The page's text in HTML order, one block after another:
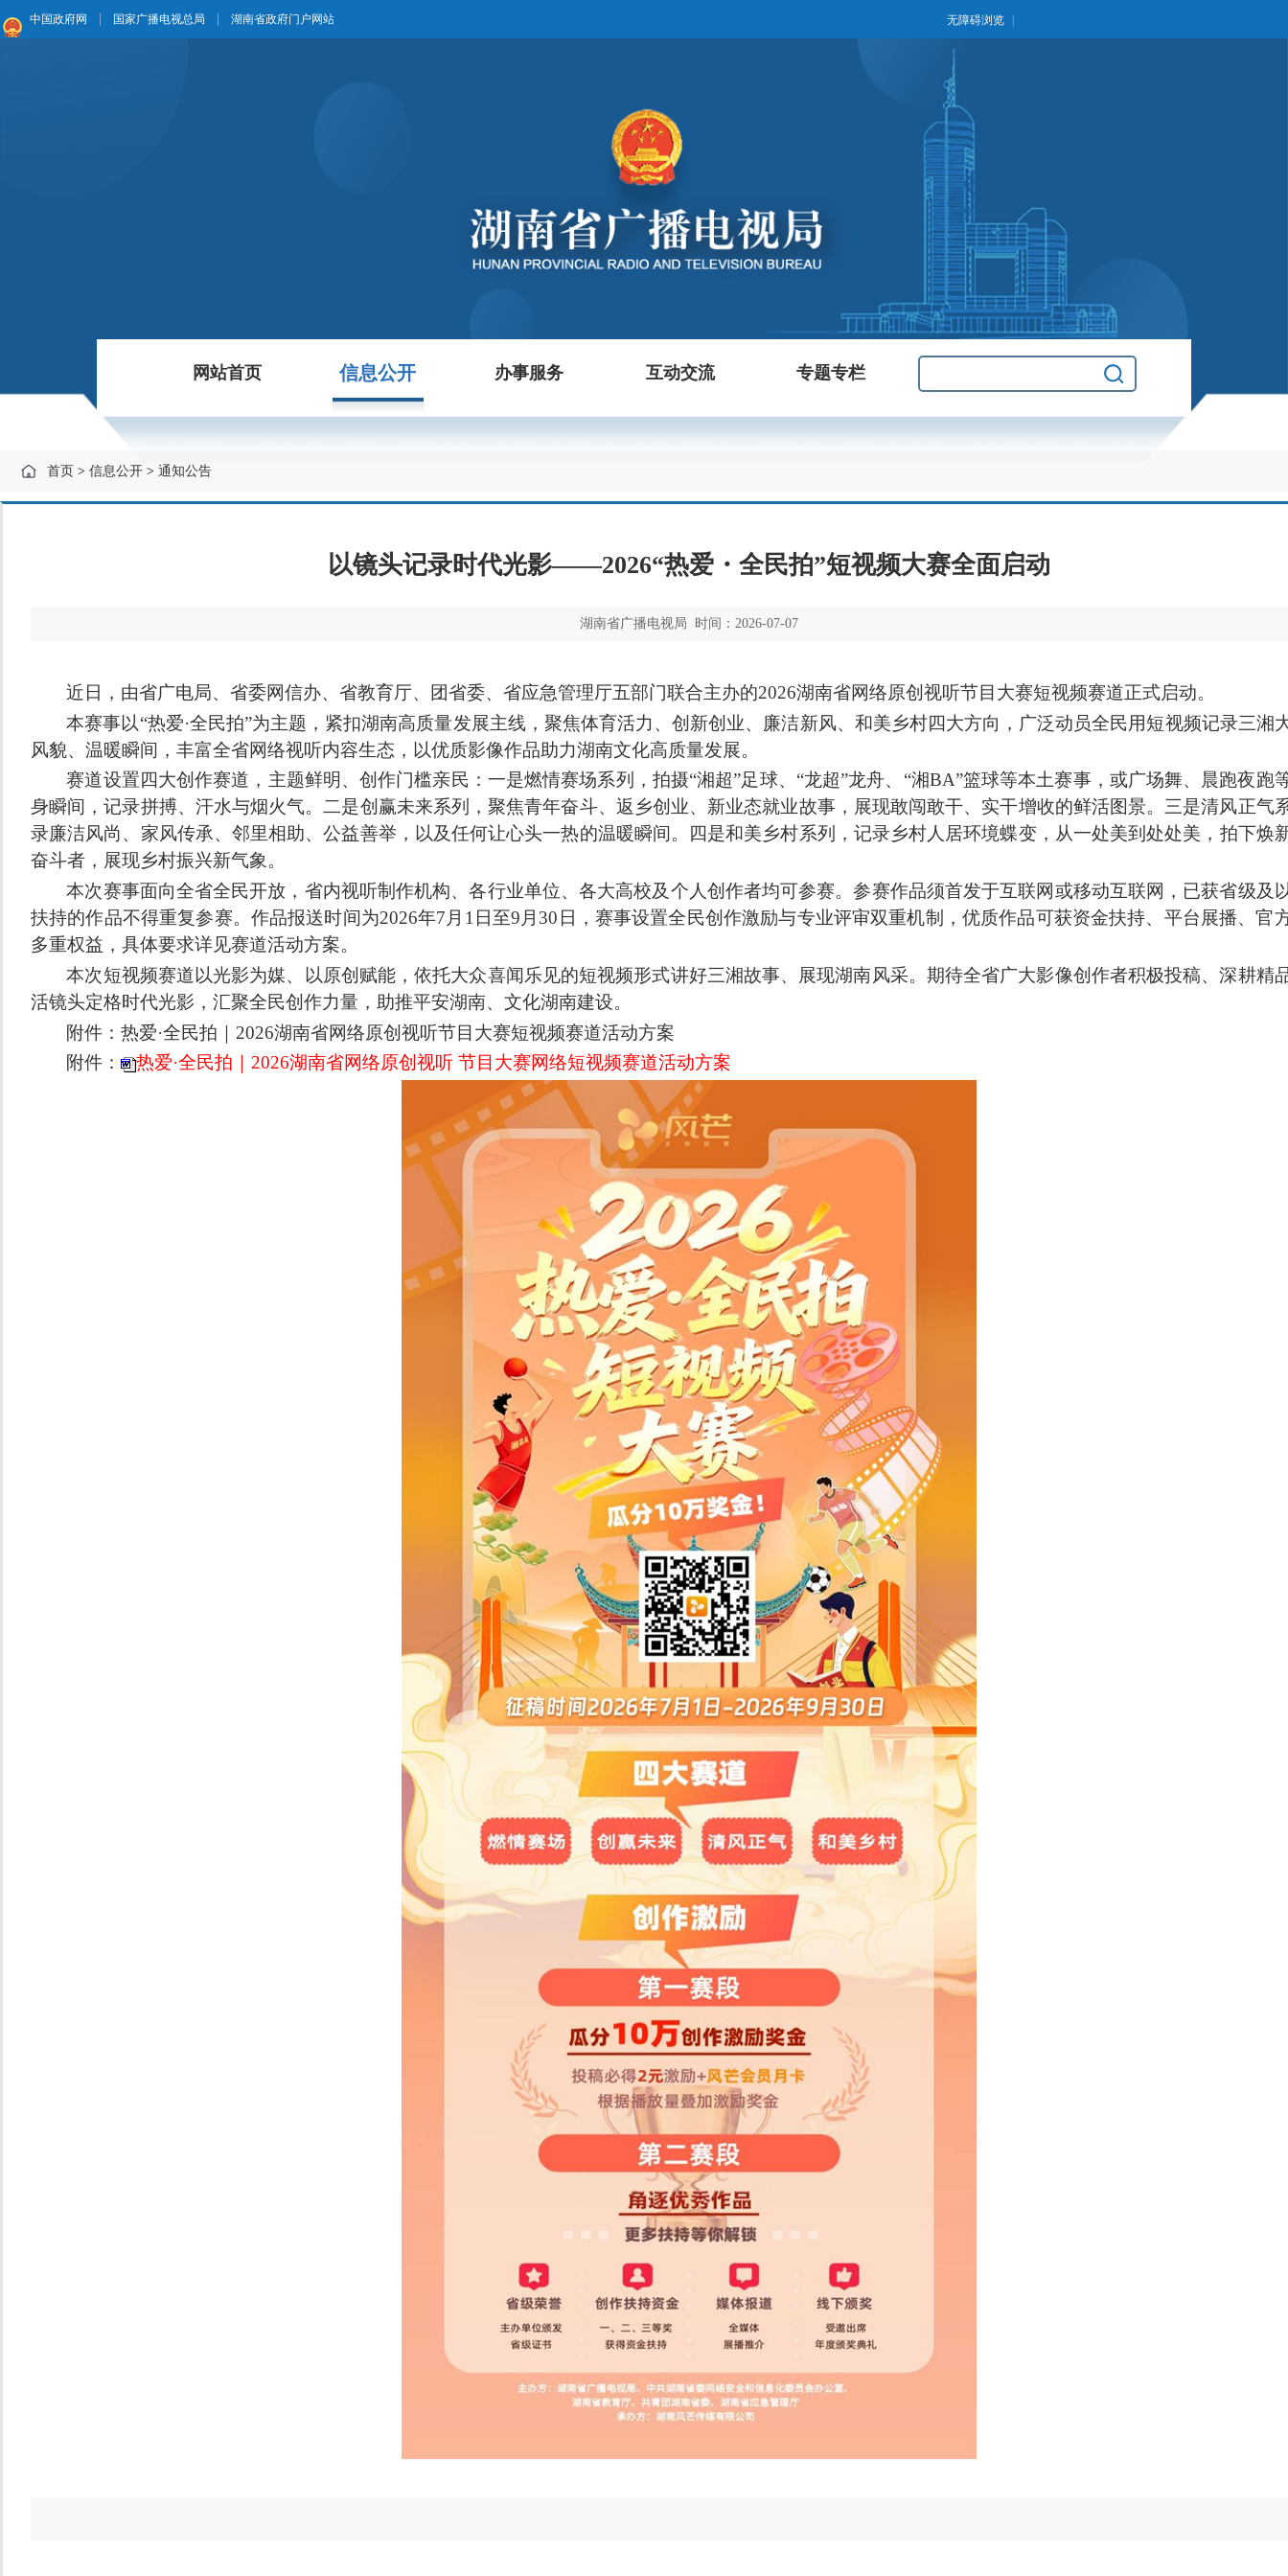
中国政府网 国家广播电视总局 湖南省政府门户网站 无障碍浏览
网站首页 信息公开 办事服务 互动交流 专题专栏
首页 > 信息公开 > 通知公告
以镜头记录时代光影——2026“热爱・全民拍”短视频大赛全面启动
湖南省广播电视局 时间：2026-07-07
近日，由省广电局、省委网信办、省教育厅、团省委、省应急管理厅五部门联合主办的2026湖南省网络原创视听节目大赛短视频赛道正式启动。
本赛事以“热爱·全民拍”为主题，紧扣湖南高质量发展主线，聚焦体育活力、创新创业、廉洁新风、和美乡村四大方向，广泛动员全民用短视频记录三湘
风貌、温暖瞬间，丰富全省网络视听内容生态，以优质影像作品助力湖南文化高质量发展。
赛道设置四大创作赛道，主题鲜明、创作门槛亲民：一是燃情赛场系列，拍摄“湘超”足球、“龙超”龙舟、“湘BA”篮球等本土赛事，或广场舞、晨跑夜跑
身瞬间，记录拼搏、汗水与烟火气。二是创赢未来系列，聚焦青年奋斗、返乡创业、新业态就业故事，展现敢闯敢干、实干增收的鲜活图景。三是清风正气
录廉洁风尚、家风传承、邻里相助、公益善举，以及任何让心头一热的温暖瞬间。四是和美乡村系列，记录乡村人居环境蝶变，从一处美到处处美，拍下焕
奋斗者，展现乡村振兴新气象。
本次赛事面向全省全民开放，省内视听制作机构、各行业单位、各大高校及个人创作者均可参赛。参赛作品须首发于互联网或移动互联网，已获省级及
扶持的作品不得重复参赛。作品报送时间为2026年7月1日至9月30日，赛事设置全民创作激励与专业评审双重机制，优质作品可获资金扶持、平台展播、官
多重权益，具体要求详见赛道活动方案。
本次短视频赛道以光影为媒、以原创赋能，依托大众喜闻乐见的短视频形式讲好三湘故事、展现湖南风采。期待全省广大影像创作者积极投稿、深耕精
活镜头定格时代光影，汇聚全民创作力量，助推平安湖南、文化湖南建设。
附件：热爱·全民拍｜2026湖南省网络原创视听节目大赛短视频赛道活动方案
附件：
热爱·全民拍｜2026湖南省网络原创视听 节目大赛网络短视频赛道活动方案